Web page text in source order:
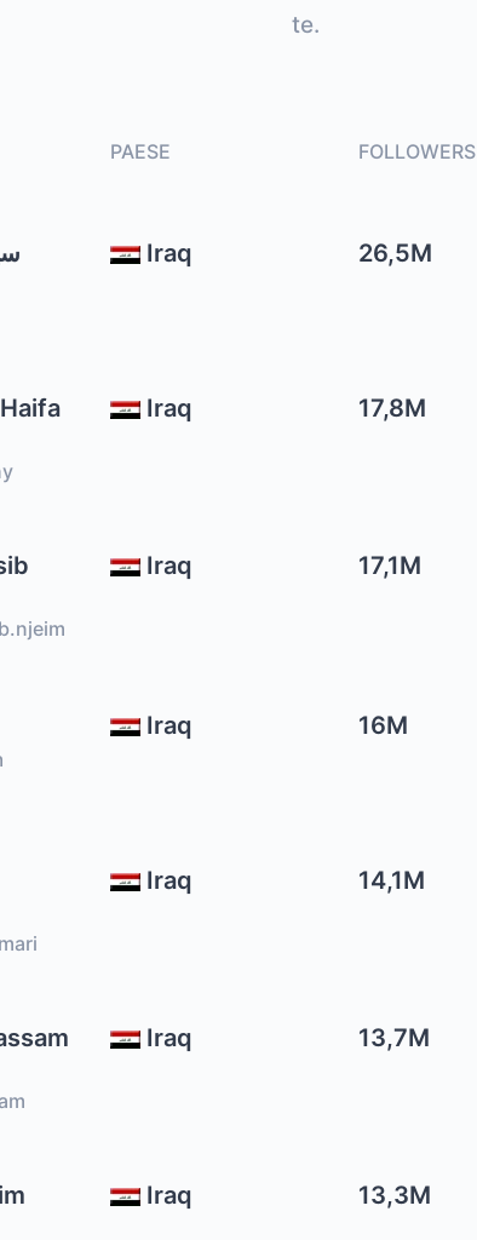
te.
PAESE FOLLOWERS
Iraq 26,5M
Iraq 17,8M
Iraq 17,1M
Iraq 16M
Iraq 14,1M
Iraq 13,7M
Iraq 13,3M